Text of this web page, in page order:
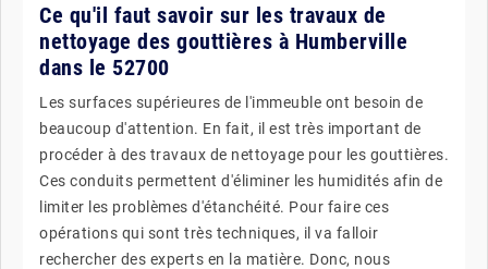
Ce qu'il faut savoir sur les travaux de
nettoyage des gouttières à Humberville
dans le 52700
Les surfaces supérieures de l'immeuble ont besoin de
beaucoup d'attention. En fait, il est très important de
procéder à des travaux de nettoyage pour les gouttières.
Ces conduits permettent d'éliminer les humidités afin de
limiter les problèmes d'étanchéité. Pour faire ces
opérations qui sont très techniques, il va falloir
rechercher des experts en la matière. Donc, nous